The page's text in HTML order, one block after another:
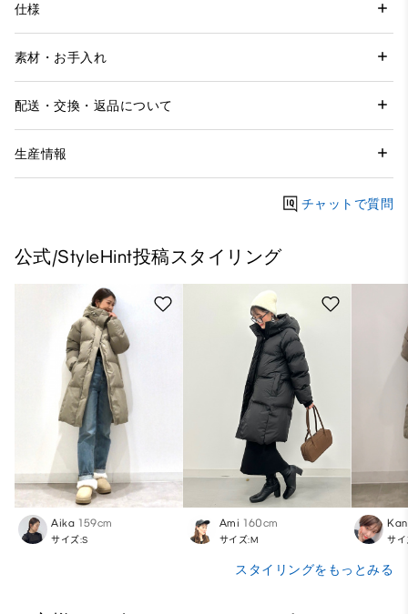
仕様
素材・お手入れ
配送・交換・返品について
生産情報
チャットで質問
公式/StyleHint投稿スタイリング
Aika 159cm
サイズ:S
Ami 160cm
サイズ:M サ
スタイリングをもっとみる